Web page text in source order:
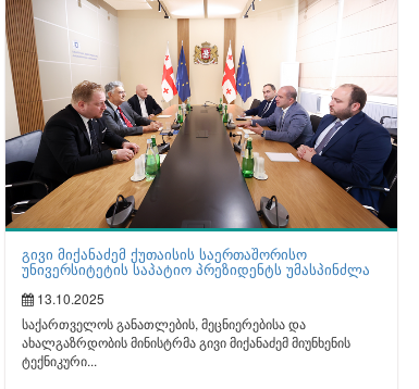
გივი მიქანაძემ ქუთაისის საერთაშორისო
უნივერსიტეტის საპატიო პრეზიდენტს უმასპინძლა
13.10.2025
საქართველოს განათლების, მეცნიერებისა და
ახალგაზრდობის მინისტრმა გივი მიქანაძემ მიუნხენის
ტექნიკური...